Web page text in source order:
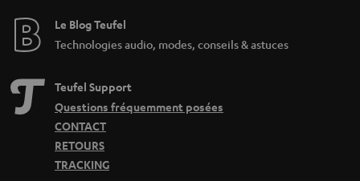
Le Blog Teufel
Technologies audio, modes, conseils & astuces
Teufel Support
Questions fréquemment posées
CONTACT
RETOURS
TRACKING